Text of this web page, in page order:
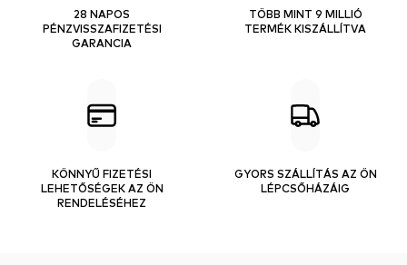
28 NAPOS
PÉNZVISSZAFIZETÉSI
GARANCIA
TÖBB MINT 9 MILLIÓ
TERMÉK KISZÁLLÍTVA
KÖNNYŰ FIZETÉSI
LEHETŐSÉGEK AZ ÖN
RENDELÉSÉHEZ
GYORS SZÁLLÍTÁS AZ ÖN
LÉPCSŐHÁZÁIG